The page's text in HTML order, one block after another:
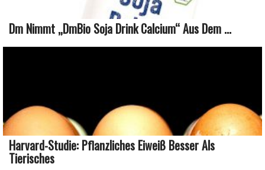
Dm Nimmt „dmBio Soja Drink Calcium“ Aus Dem ...
Harvard-Studie: Pflanzliches Eiweiß Besser Als
Tierisches